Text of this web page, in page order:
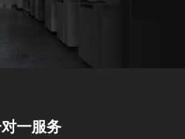
一服务